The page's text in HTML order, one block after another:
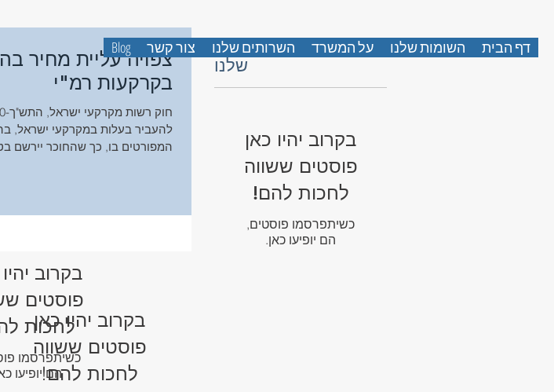
דף הבית השומות שלנו על המשרד השרותים שלנו צור קשר Blog
צפויה עליית מחיר
בקרקעות רמ"י
להעביר בעלות במקרקעי ישראל,
המפורטים בו, כך שהח​וכר יירשם
בקרוב
פוסטים
לחכות
כשיתפרסמו
הם יופיעו
בקרוב יהיו כאן
פוסטים ששווה
לחכות להם!
הפרסומים הקרובים
שלנו
בקרוב יהיו כאן
פוסטים ששווה
לחכות להם!
כשיתפרסמו פוסטים,
הם יופיעו כאן.